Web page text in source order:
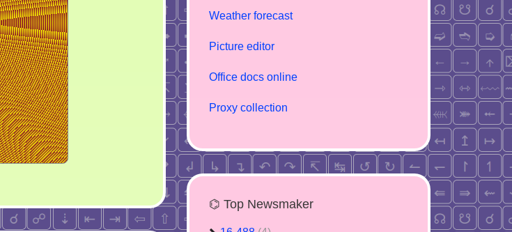
Weather forecast
Picture editor
Office docs online
Proxy collection
⌬ Top Newsmaker